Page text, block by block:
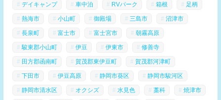
デイキャンプ 車中泊 RVパーク 箱根 足柄
熱海市 小山町 御殿場 三島市 沼津市
長泉町 富士市 富士宮市 朝霧高原
駿東郡小山町 伊豆 伊東市 修善寺
田方郡函南町 賀茂郡東伊豆町 賀茂郡河津町
下田市 伊豆高原 静岡市葵区 静岡市駿河区
静岡市清水区 オクシズ 水見色 藁科 焼津市